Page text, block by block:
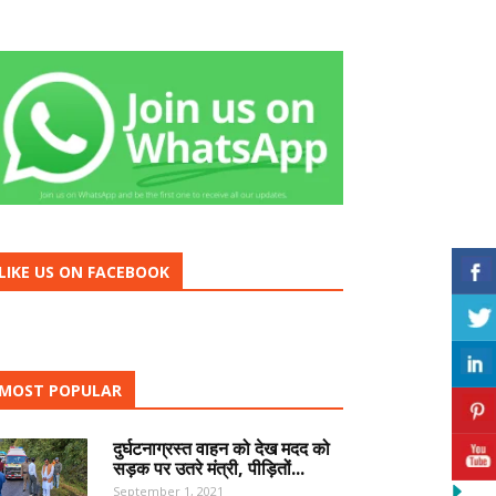
US ON FACEBOOK
POPULAR
दुर्घटनाग्रस्त वाहन को देख मदद को
सड़क पर उतरे मंत्री, पीड़ितों...
September 1, 2021